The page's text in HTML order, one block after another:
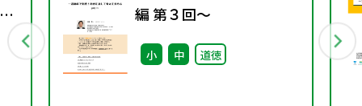
編 第３回～
小 中 道徳